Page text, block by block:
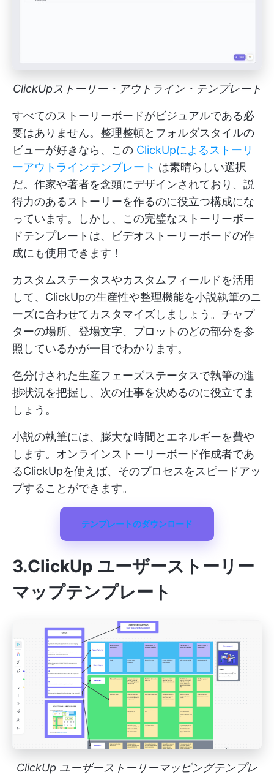
ClickUpストーリー・アウトライン・テンプレート
すべてのストーリーボードがビジュアルである必
要はありません。整理整頓とフォルダスタイルの
ビューが好きなら、この ClickUpによるストーリ
ーアウトラインテンプレート は素晴らしい選択
だ。作家や著者を念頭にデザインされており、説
得力のあるストーリーを作るのに役立つ構成にな
っています。しかし、この完璧なストーリーボー
ドテンプレートは、ビデオストーリーボードの作
成にも使用できます！
カスタムステータスやカスタムフィールドを活用
して、ClickUpの生産性や整理機能を小説執筆のニ
ーズに合わせてカスタマイズしましょう。チャプ
ターの場所、登場文字、プロットのどの部分を参
照しているかが一目でわかります。
色分けされた生産フェーズステータスで執筆の進
捗状況を把握し、次の仕事を決めるのに役立てま
しょう。
小説の執筆には、膨大な時間とエネルギーを費や
します。オンラインストーリーボード作成者であ
るClickUpを使えば、そのプロセスをスピードアッ
プすることができます。
テンプレートのダウンロード
3.ClickUp ユーザーストーリー
マップテンプレート
ClickUp ユーザーストーリーマッピングテンプレ